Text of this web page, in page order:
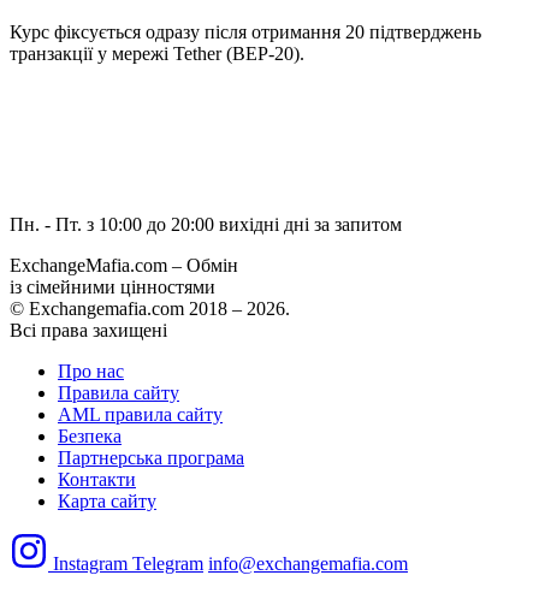
Курс фіксується одразу після отримання 20 підтверджень
транзакції у мережі Tether (BEP-20).
Пн. - Пт. з 10:00 до 20:00 вихідні дні за запитом
ExchangeMafia.com – Обмін
із сімейними цінностями
© Exchangemafia.com 2018 – 2026.
Всі права захищені
Про нас
Правила сайту
AML правила сайту
Безпека
Партнерська програма
Контакти
Карта сайту
Instagram Telegram info@exchangemafia.com